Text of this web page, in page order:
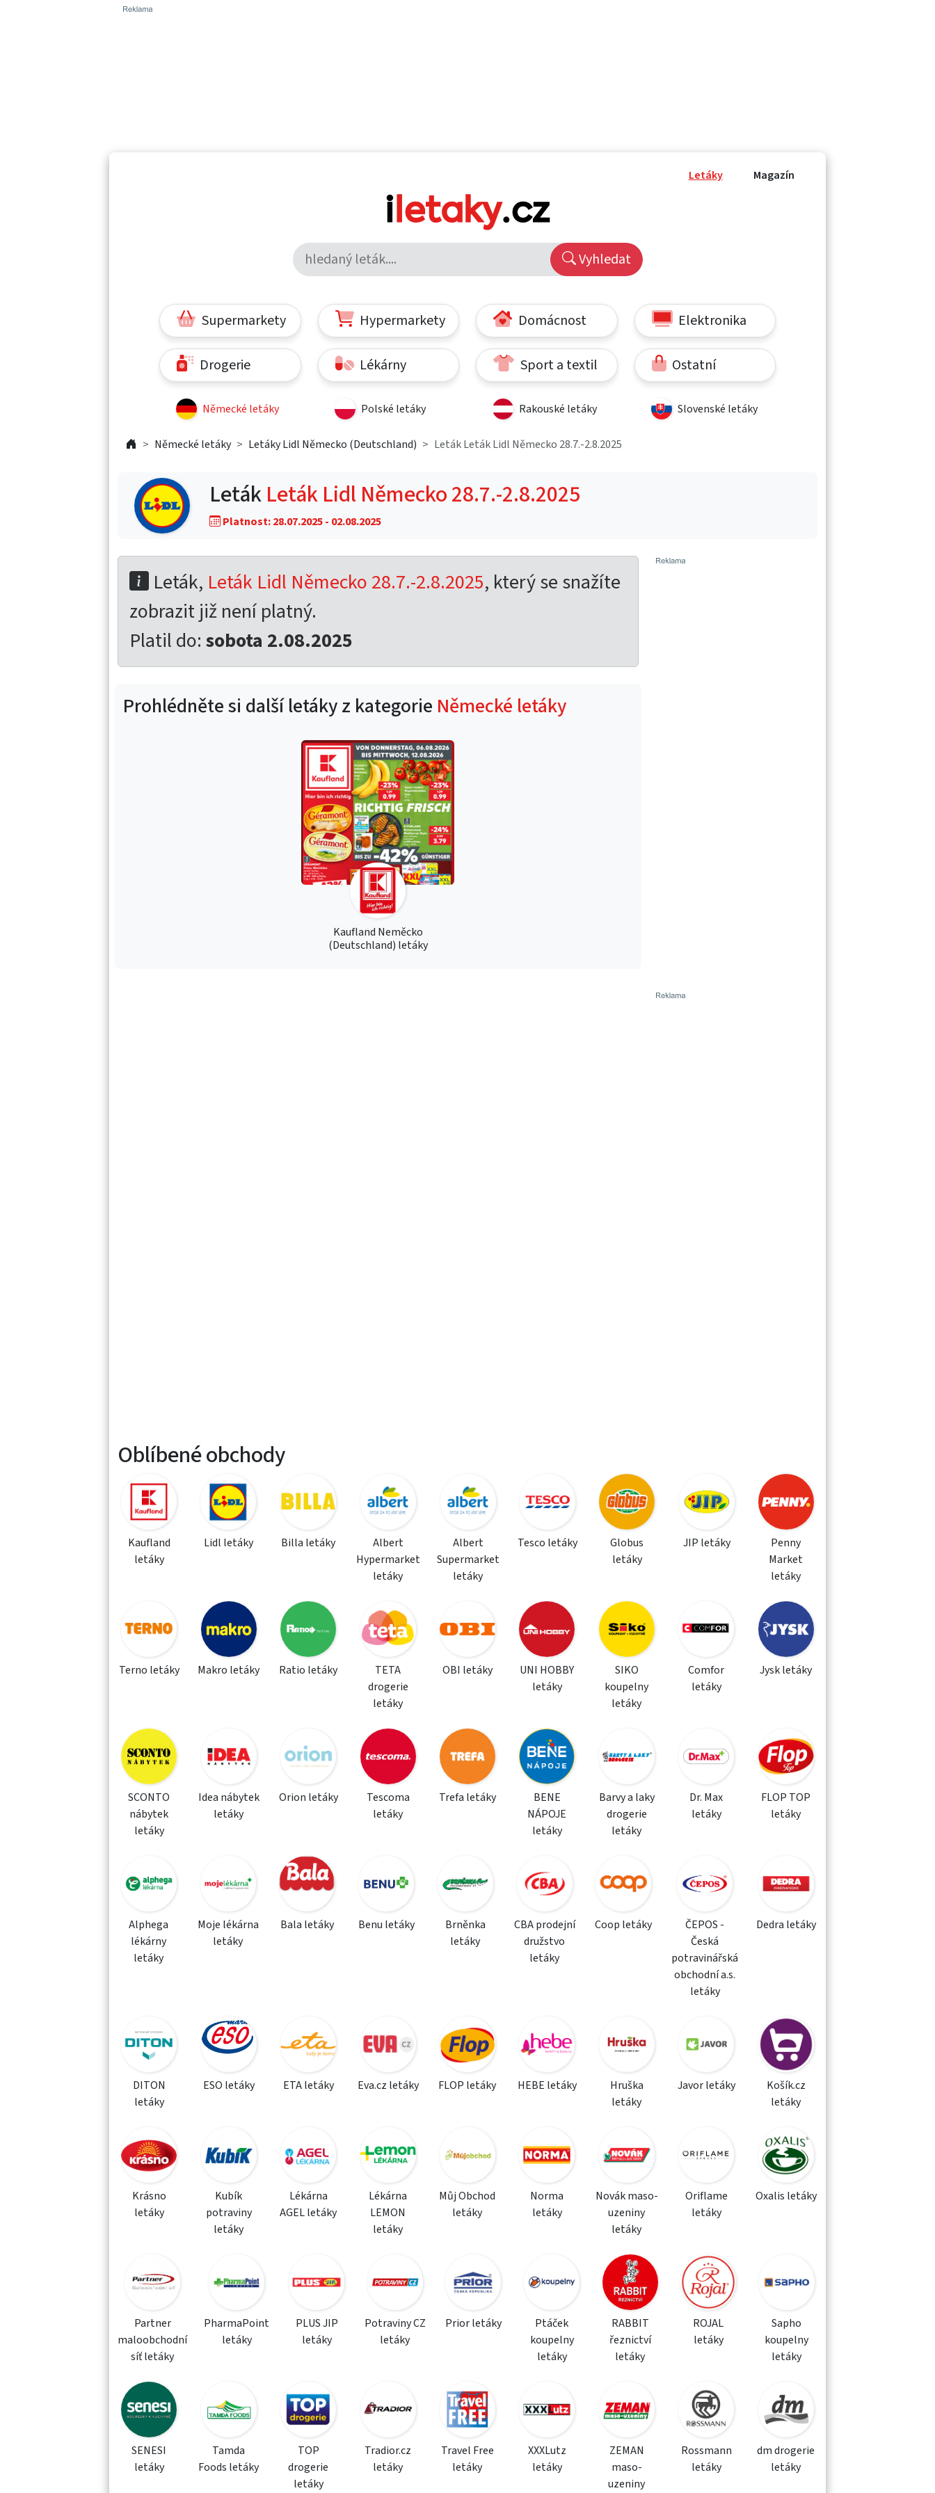
Letáky Magazín
Vyhledat
Supermarkety Hypermarkety Domácnost Elektronika
Drogerie Lékárny Sport a textil Ostatní
Německé letáky Polské letáky Rakouské letáky Slovenské letáky
Německé letáky Letáky Lidl Německo (Deutschland) Leták Leták Lidl Německo 28.7.-2.8.2025
LetákLeták Lidl Německo 28.7.-2.8.2025
Platnost: 28.07.2025 - 02.08.2025
Leták, Leták Lidl Německo 28.7.-2.8.2025, který se snažíte
zobrazit již není platný.
Platil do: sobota 2.08.2025
Prohlédněte si další letáky z kategorie Německé letáky
Kaufland Neměcko
(Deutschland) letáky
Oblíbené obchody
Kaufland
letáky
Lidl letáky Billa letáky
Albert
Hypermarket
letáky
Albert
Supermarket
letáky
Tesco letáky
Globus
letáky
JIP letáky
Penny
Market
letáky
Terno letáky Makro letáky Ratio letáky
TETA
drogerie
letáky
OBI letáky
UNI HOBBY
letáky
SIKO
koupelny
letáky
Comfor
letáky
Jysk letáky
SCONTO
nábytek
letáky
Idea nábytek
letáky
Orion letáky
Tescoma
letáky
Trefa letáky
BENE
NÁPOJE
letáky
Barvy a laky
drogerie
letáky
Dr. Max
letáky
FLOP TOP
letáky
Alphega
lékárny
letáky
Moje lékárna
letáky
Bala letáky Benu letáky
Brněnka
letáky
CBA prodejní
družstvo
letáky
Coop letáky
ČEPOS -
Česká
potravinářská
obchodní a.s.
letáky
Dedra letáky
DITON
letáky
ESO letáky ETA letáky Eva.cz letáky FLOP letáky HEBE letáky
Hruška
letáky
Javor letáky
Košík.cz
letáky
Krásno
letáky
Kubík
potraviny
letáky
Lékárna
AGEL letáky
Lékárna
LEMON
letáky
Můj Obchod
letáky
Norma
letáky
Novák maso-
uzeniny
letáky
Oriflame
letáky
Oxalis letáky
Partner
maloobchodní
síť letáky
PharmaPoint
letáky
PLUS JIP
letáky
Potraviny CZ
letáky
Prior letáky
Ptáček
koupelny
letáky
RABBIT
řeznictví
letáky
ROJAL
letáky
Sapho
koupelny
letáky
SENESI
letáky
Tamda
Foods letáky
TOP
drogerie
letáky
Tradior.cz
letáky
Travel Free
letáky
XXXLutz
letáky
ZEMAN
maso-
uzeniny
Rossmann
letáky
dm drogerie
letáky